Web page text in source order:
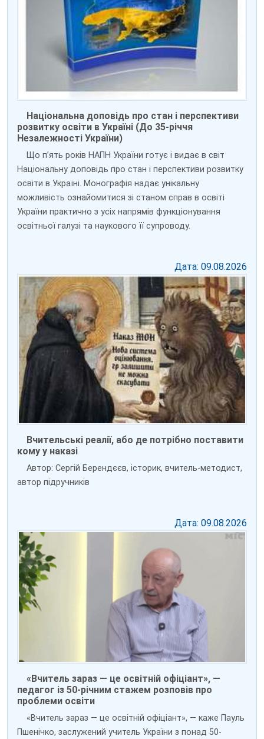
Національна доповідь про стан і перспективи
розвитку освіти в Україні (До 35-річчя
Незалежності України)
Що п’ять років НАПН України готує і видає в світ
Національну доповідь про стан і перспективи розвитку
освіти в Україні. Монографія надає унікальну
можливість ознайомитися зі станом справ в освіті
України практично з усіх напрямів функціонування
освітньої галузі та наукового її супроводу.
Дата: 09.08.2026
Вчительські реалії, або де потрібно поставити
кому у наказі
Автор: Сергій Берендєєв, історик, вчитель-методист,
автор підручників
Дата: 09.08.2026
«Вчитель зараз — це освітній офіціант», —
педагог із 50-річним стажем розповів про
проблеми освіти
«Вчитель зараз — це освітній офіціант», — каже Пауль
Пшенічко, заслужений учитель України з понад 50-